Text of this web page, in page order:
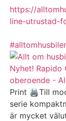
https://
line-utrustad-
Nyhet!
oberoende -
Print 🖨Till
serie
är mycket